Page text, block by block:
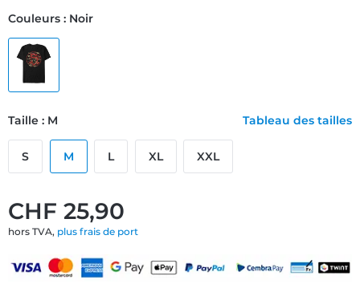
CHF 25,90
hors TVA, plus frais de port
Couleurs : Noir
Taille : M Tableau des tailles
S M L XL XXL